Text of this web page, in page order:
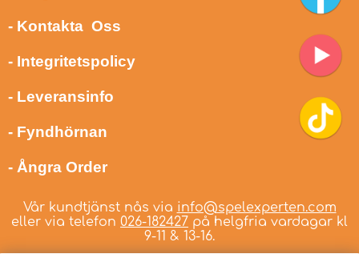
- Kontakta Oss
- Integritetspolicy
- Leveransinfo
- Fyndhörnan
- Ångra Order
Vår kundtjänst nås via info@spelexperten.com
eller via telefon 026-182427 på helgfria vardagar kl
9-11 & 13-16.